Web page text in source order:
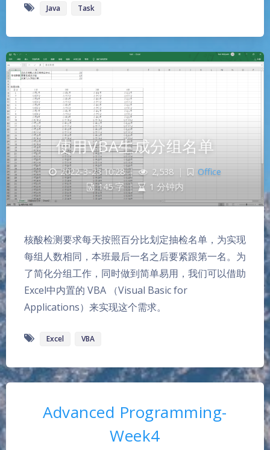
Java Task
使用VBA生成分组名单
2022-3-23 10:28 | 2,538 |
Office
145 字 | 1 分钟内
核酸检测要求每天按照百分比划定抽检名单，为实现
每组人数相同，本班最后一名之后要紧跟第一名。为
了简化分组工作，同时做到简单易用，我们可以借助
Excel中内置的 VBA （Visual Basic for
Applications）来实现这个需求。
Excel VBA
Advanced Programming-
Week4